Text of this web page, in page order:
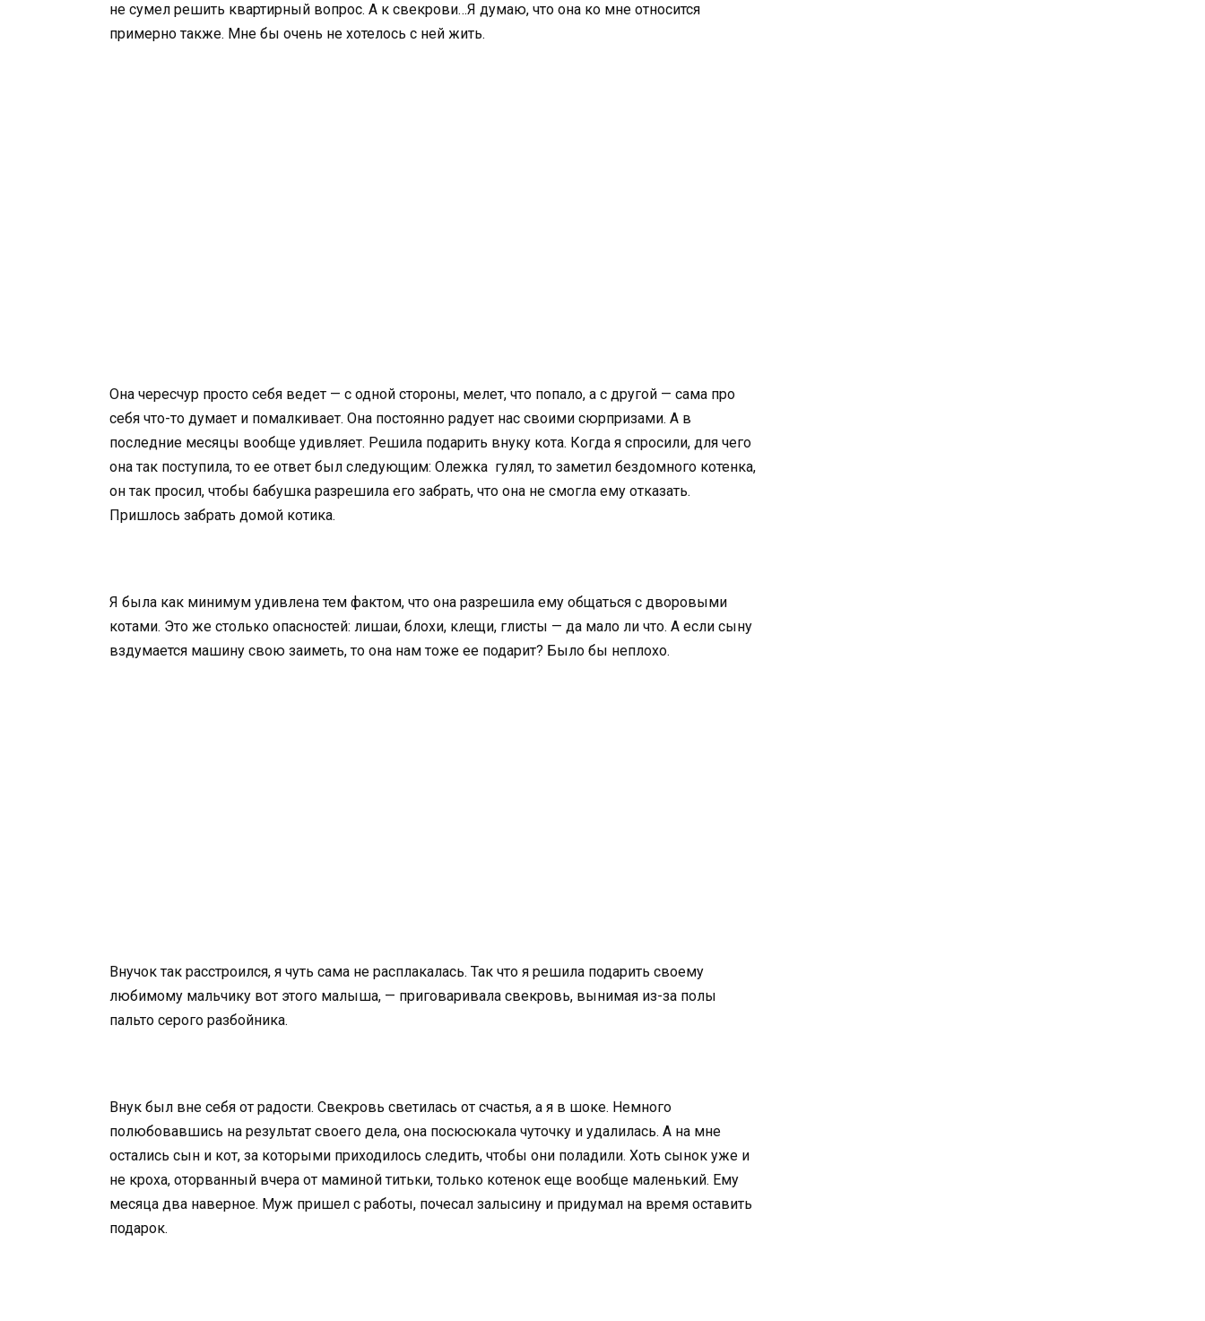
не сумел решить квартирный вопрос. А к свекрови…Я думаю, что она ко мне относится
примерно также. Мне бы очень не хотелось с ней жить.
Она чересчур просто себя ведет — с одной стороны, мелет, что попало, а с другой — сама про
себя что-то думает и помалкивает. Она постоянно радует нас своими сюрпризами. А в
последние месяцы вообще удивляет. Решила подарить внуку кота. Когда я спросили, для чего
она так поступила, то ее ответ был следующим: Олежка гулял, то заметил бездомного котенка,
он так просил, чтобы бабушка разрешила его забрать, что она не смогла ему отказать.
Пришлось забрать домой котика.
Я была как минимум удивлена тем фактом, что она разрешила ему общаться с дворовыми
котами. Это же столько опасностей: лишаи, блохи, клещи, глисты — да мало ли что. А если сыну
вздумается машину свою заиметь, то она нам тоже ее подарит? Было бы неплохо.
Внучок так расстроился, я чуть сама не расплакалась. Так что я решила подарить своему
любимому мальчику вот этого малыша, — приговаривала свекровь, вынимая из-за полы
пальто серого разбойника.
Внук был вне себя от радости. Свекровь светилась от счастья, а я в шоке. Немного
полюбовавшись на результат своего дела, она посюсюкала чуточку и удалилась. А на мне
остались сын и кот, за которыми приходилось следить, чтобы они поладили. Хоть сынок уже и
не кроха, оторванный вчера от маминой титьки, только котенок еще вообще маленький. Ему
месяца два наверное. Муж пришел с работы, почесал залысину и придумал на время оставить
подарок.